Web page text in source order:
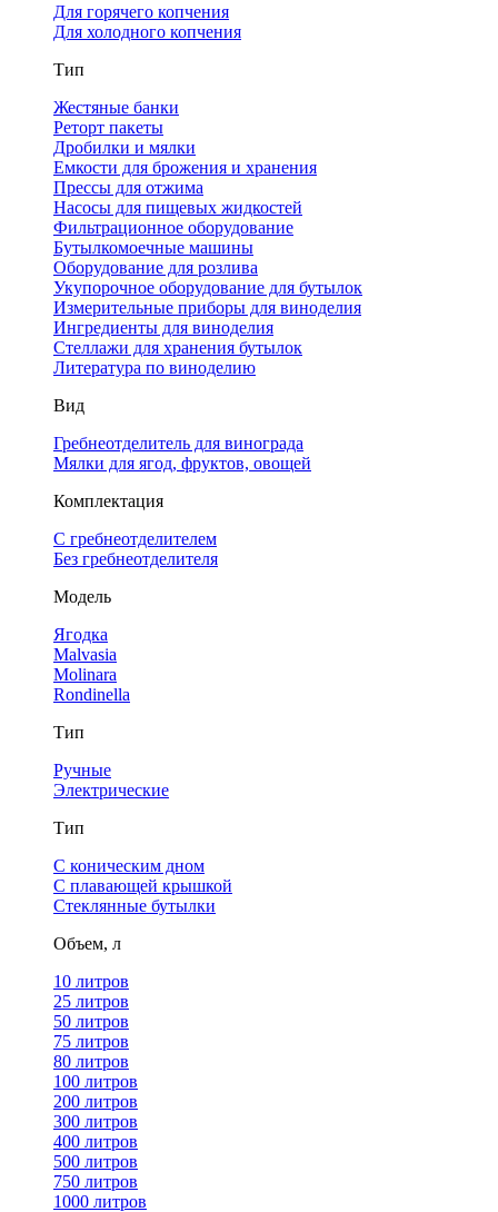
Для горячего копчения
Для холодного копчения
Тип
Жестяные банки
Реторт пакеты
Дробилки и мялки
Емкости для брожения и хранения
Прессы для отжима
Насосы для пищевых жидкостей
Фильтрационное оборудование
Бутылкомоечные машины
Оборудование для розлива
Укупорочное оборудование для бутылок
Измерительные приборы для виноделия
Ингредиенты для виноделия
Стеллажи для хранения бутылок
Литература по виноделию
Вид
Гребнеотделитель для винограда
Мялки для ягод, фруктов, овощей
Комплектация
С гребнеотделителем
Без гребнеотделителя
Модель
Ягодка
Malvasia
Molinara
Rondinella
Тип
Ручные
Электрические
Тип
С коническим дном
С плавающей крышкой
Стеклянные бутылки
Объем, л
10 литров
25 литров
50 литров
75 литров
80 литров
100 литров
200 литров
300 литров
400 литров
500 литров
750 литров
1000 литров